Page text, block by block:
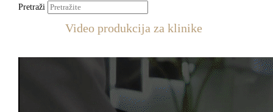
Pretraži
Video produkcija za klinike